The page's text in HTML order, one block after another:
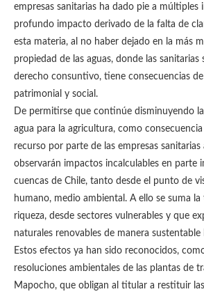
empresas sanitarias ha dado pie a múltiples
profundo impacto derivado de la falta de
esta materia, al no haber dejado en la más
propiedad de las aguas, donde las
derecho consuntivo, tiene consecuencias
patrimonial y social.
De permitirse que continúe disminuyendo
agua para la agricultura, como
recurso por parte de las empresas
observarán impactos incalculables en parte
cuencas de Chile, tanto desde el punto de
humano, medio ambiental. A ello se suma
riqueza, desde sectores vulnerables y que
naturales renovables de manera
Estos efectos ya han sido reconocidos,
resoluciones ambientales de las plantas de
Mapocho, que obligan al titular a restituir